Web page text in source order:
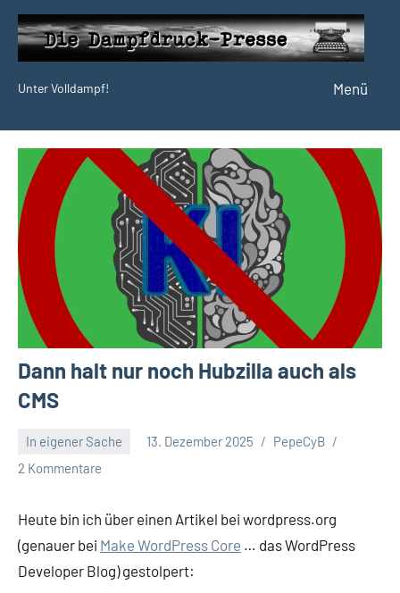
Zum
Inhalt
springen
Dampfdruck-
Presse
Unter Volldampf! Menü
Dann halt nur noch Hubzilla auch als
CMS
In eigener Sache 13. Dezember 2025
PepeCyB
2 Kommentare
Heute bin ich über einen Artikel bei wordpress.org
(genauer bei Make WordPress Core … das WordPress
Developer Blog) gestolpert: